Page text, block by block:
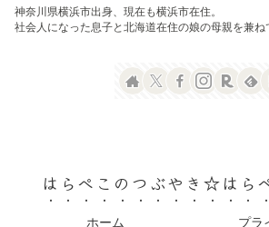
神奈川県横浜市出身、現在も横浜市在住。
社会人になった息子と北海道在住の娘の母親を兼ね
はらぺこのつぶやき☆はら
ホーム プラ